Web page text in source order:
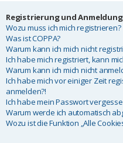
Registrierung und Anmeldung
Wozu muss ich mich registrieren?
Was ist COPPA?
Warum kann ich mich nicht
Ich habe mich registriert, kann
Warum kann ich mich nicht
Ich habe mich vor einiger Zeit
anmelden?!
Ich habe mein Passwort
Warum werde ich automatisch
Wozu ist die Funktion „Alle